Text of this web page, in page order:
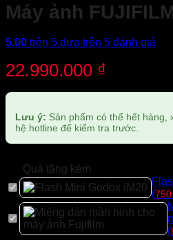
Máy ảnh
5.00 trên 5 dựa trên 5 đánh giá
22.990.000 ₫
Lưu ý: Sản phẩm có thể hết hàng,
hệ hotline để kiểm tra trước.
Quà tặng kèm
(
(